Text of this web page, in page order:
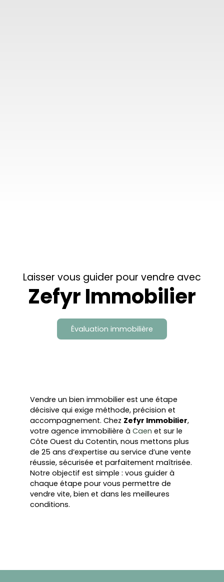
Laisser vous guider pour vendre avec
Zefyr Immobilier
Évaluation immobilière
Vendre un bien immobilier est une étape
décisive qui exige méthode, précision et
accompagnement. Chez Zefyr Immobilier,
votre agence immobilière à Caen et sur le
Côte Ouest du Cotentin, nous mettons plus
de 25 ans d’expertise au service d’une vente
réussie, sécurisée et parfaitement maîtrisée.
Notre objectif est simple : vous guider à
chaque étape pour vous permettre de
vendre vite, bien et dans les meilleures
conditions.